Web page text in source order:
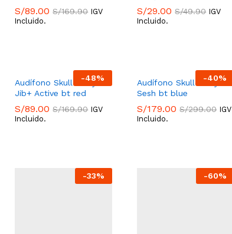
S/89.00 S/169.90 IGV
Incluido.
S/29.00 S/49.90 IGV
Incluido.
-48%
Audífono Skullcandy
Jib+ Active bt red
S/89.00 S/169.90 IGV
Incluido.
-40%
Audífono Skullcandy
Sesh bt blue
S/179.00 S/299.00 IGV
Incluido.
-33% -60%